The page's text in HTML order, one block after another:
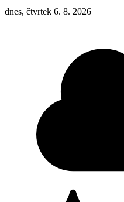
dnes, čtvrtek 6. 8. 2026